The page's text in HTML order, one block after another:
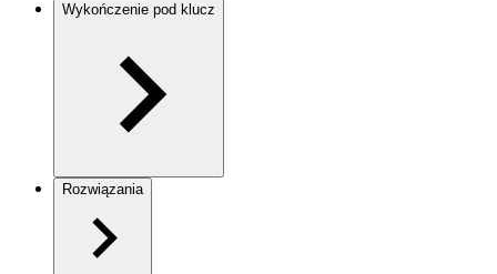
Wykończenie pod klucz
Rozwiązania